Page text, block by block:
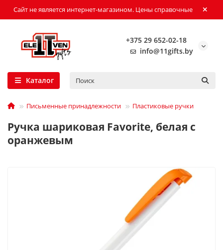
Сайт не является интернет-магазином. Цены справочные
+375 29 652-02-18
info@11gifts.by
Каталог
Письменные принадлежности Пластиковые ручки
Ручка шариковая Favorite, белая с
оранжевым